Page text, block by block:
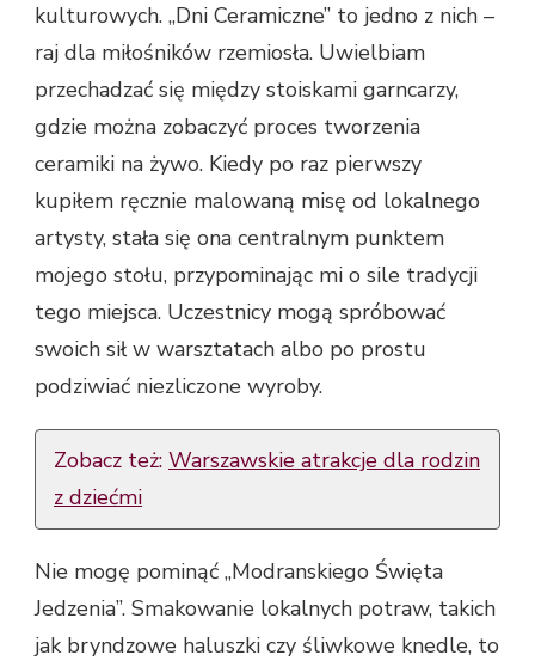
kulturowych. „Dni Ceramiczne” to jedno z nich –
raj dla miłośników rzemiosła. Uwielbiam
przechadzać się między stoiskami garncarzy,
gdzie można zobaczyć proces tworzenia
ceramiki na żywo. Kiedy po raz pierwszy
kupiłem ręcznie malowaną misę od lokalnego
artysty, stała się ona centralnym punktem
mojego stołu, przypominając mi o sile tradycji
tego miejsca. Uczestnicy mogą spróbować
swoich sił w warsztatach albo po prostu
podziwiać niezliczone wyroby.
Zobacz też: Warszawskie atrakcje dla rodzin
z dziećmi
Nie mogę pominąć „Modranskiego Święta
Jedzenia”. Smakowanie lokalnych potraw, takich
jak bryndzowe haluszki czy śliwkowe knedle, to